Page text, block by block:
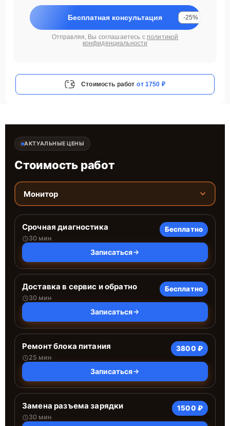
Бесплатная консультация -25%
Отправляя, Вы соглашаетесь с политикой
конфиденциальности
Стоимость работ от 1750 ₽
АКТУАЛЬНЫЕ ЦЕНЫ
Стоимость работ
Монитор
Срочная диагностика
30 мин
Бесплатно
Записаться
Доставка в сервис и обратно
30 мин
Бесплатно
Записаться
Ремонт блока питания
25 мин
3800 ₽
Записаться
Замена разъема зарядки
30 мин
1500 ₽